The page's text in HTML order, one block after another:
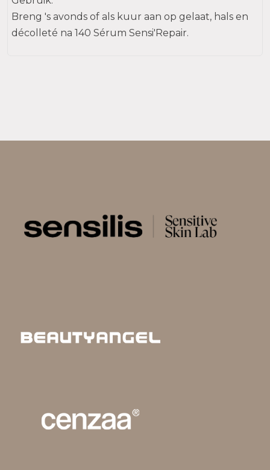
Breng 's avonds of als kuur aan op gelaat, hals en
décolleté na 140 Sérum Sensi'Repair.